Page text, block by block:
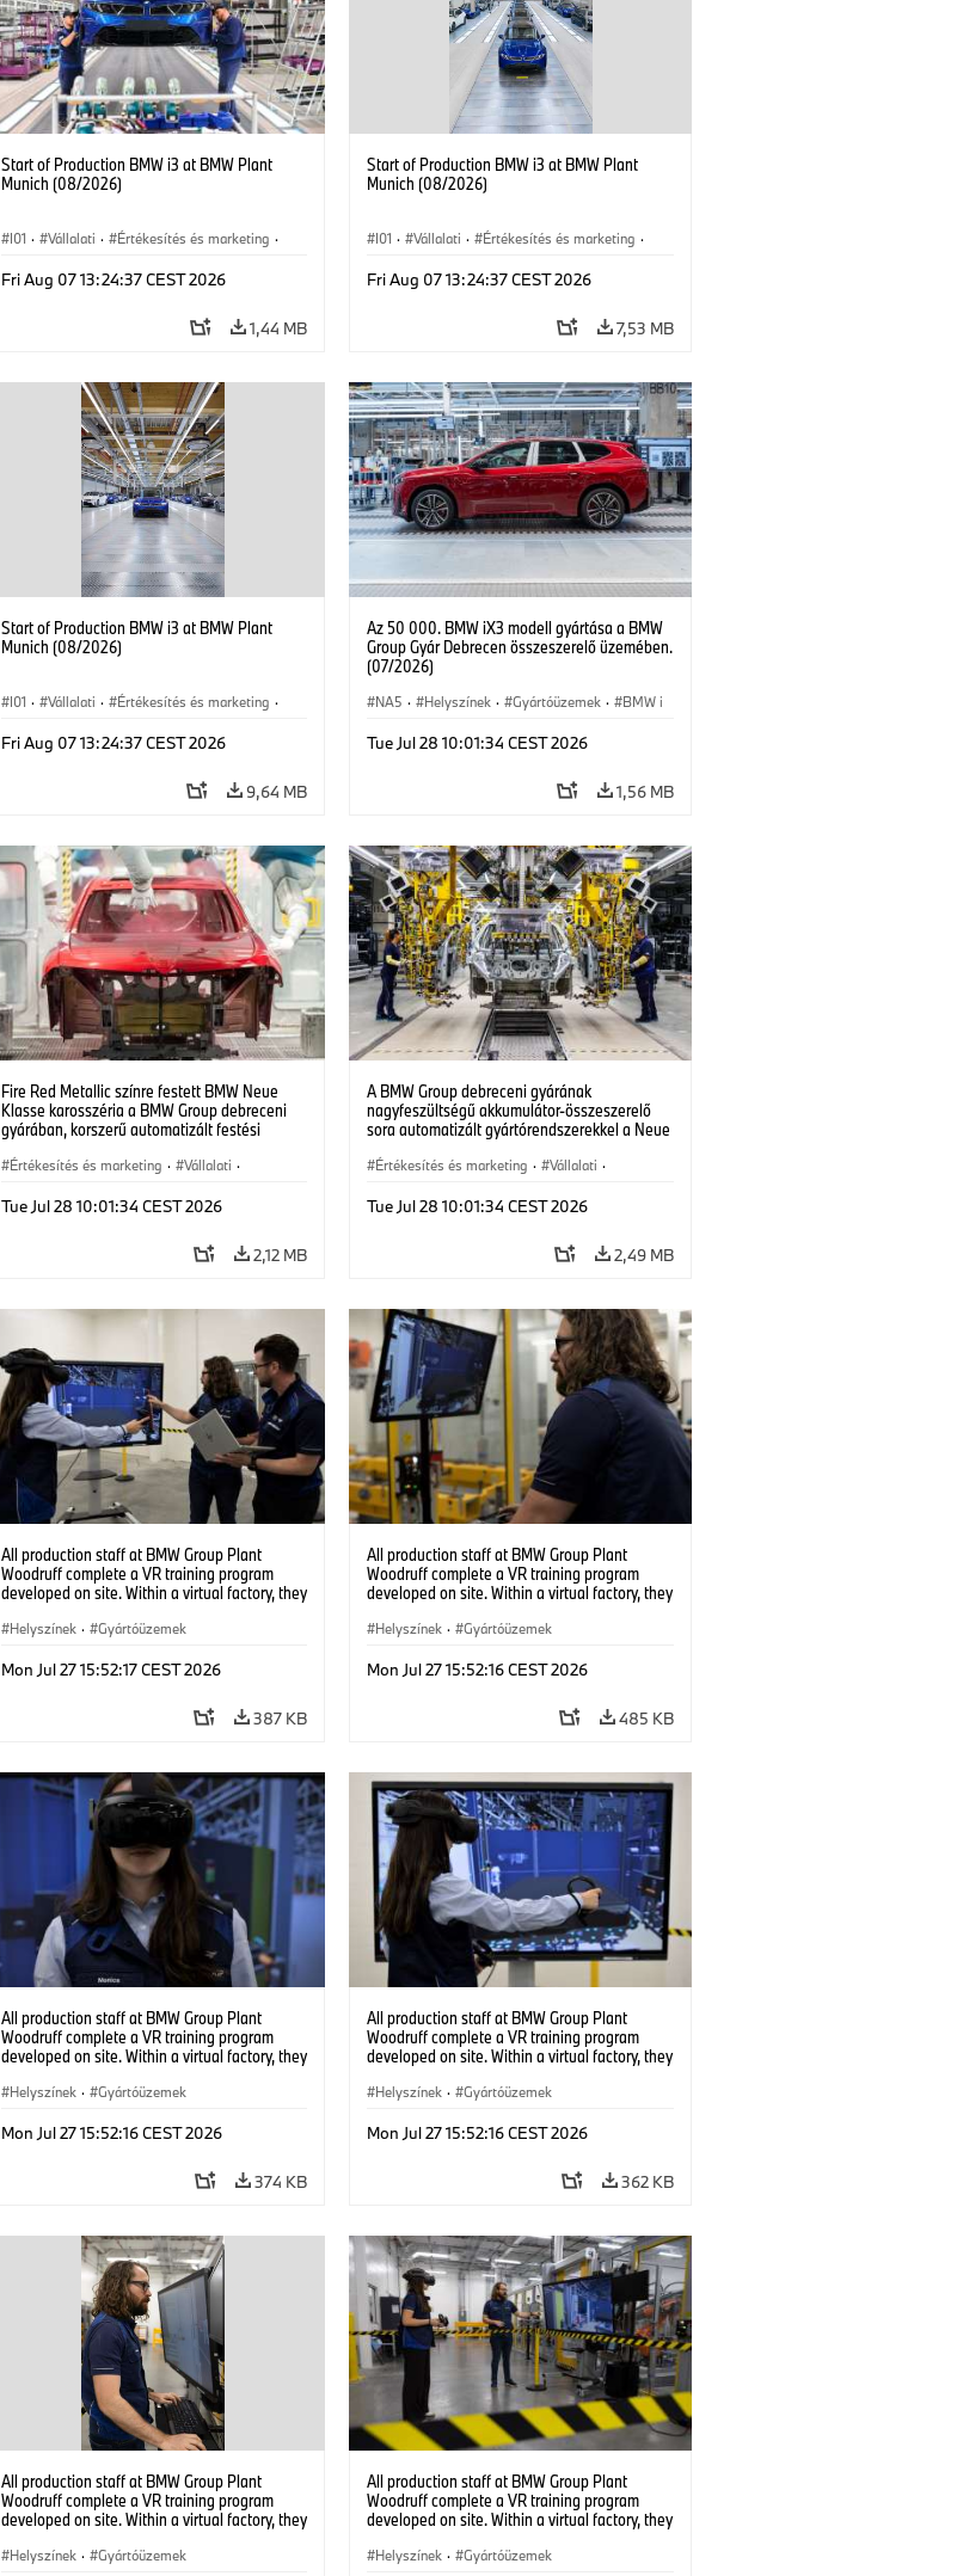
Start of Production BMW i3 at BMW Plant
Munich (08/2026)
I01 · Vállalati · Értékesítés és marketing ·
Fri Aug 07 13:24:37 CEST 2026
1,44 MB
Start of Production BMW i3 at BMW Plant
Munich (08/2026)
I01 · Vállalati · Értékesítés és marketing ·
Fri Aug 07 13:24:37 CEST 2026
7,53 MB
Start of Production BMW i3 at BMW Plant
Munich (08/2026)
I01 · Vállalati · Értékesítés és marketing ·
Fri Aug 07 13:24:37 CEST 2026
9,64 MB
Az 50 000. BMW iX3 modell gyártása a BMW
Group Gyár Debrecen összeszerelő üzemében.
(07/2026)
NA5 · Helyszínek · Gyártóüzemek ·
BMW i
Tue Jul 28 10:01:34 CEST 2026
1,56 MB
Fire Red Metallic színre festett BMW Neue
Klasse karosszéria a BMW Group debreceni
gyárában, korszerű automatizált festési
Értékesítés és marketing · Vállalati ·
Tue Jul 28 10:01:34 CEST 2026
2,12 MB
A BMW Group debreceni gyárának
nagyfeszültségű akkumulátor-összeszerelő
sora automatizált gyártórendszerekkel a Neue
(07/2026)
Értékesítés és marketing · Vállalati ·
Tue Jul 28 10:01:34 CEST 2026
2,49 MB
All production staff at BMW Group Plant
Woodruff complete a VR training program
developed on site. Within a virtual factory, they
under realistic conditions. (07/2026)
Helyszínek · Gyártóüzemek
Mon Jul 27 15:52:17 CEST 2026
387 KB
All production staff at BMW Group Plant
Woodruff complete a VR training program
developed on site. Within a virtual factory, they
under realistic conditions. (07/2026)
Helyszínek · Gyártóüzemek
Mon Jul 27 15:52:16 CEST 2026
485 KB
All production staff at BMW Group Plant
Woodruff complete a VR training program
developed on site. Within a virtual factory, they
under realistic conditions. (07/2026)
Helyszínek · Gyártóüzemek
Mon Jul 27 15:52:16 CEST 2026
374 KB
All production staff at BMW Group Plant
Woodruff complete a VR training program
developed on site. Within a virtual factory, they
under realistic conditions. (07/2026)
Helyszínek · Gyártóüzemek
Mon Jul 27 15:52:16 CEST 2026
362 KB
All production staff at BMW Group Plant
Woodruff complete a VR training program
developed on site. Within a virtual factory, they
under realistic conditions. (07/2026)
Helyszínek · Gyártóüzemek
All production staff at BMW Group Plant
Woodruff complete a VR training program
developed on site. Within a virtual factory, they
under realistic conditions. (07/2026)
Helyszínek · Gyártóüzemek